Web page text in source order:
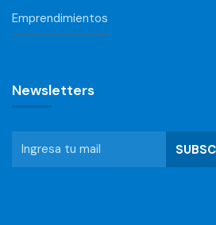
Emprendimientos
Newsletters